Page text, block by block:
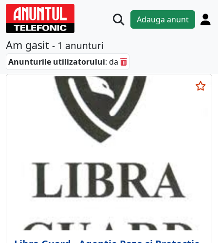
Adauga anunt
Am gasit - 1 anunturi
Anunturile utilizatorului: da